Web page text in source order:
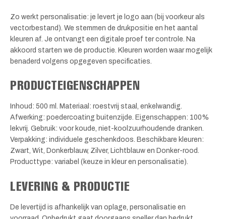
Zo werkt personalisatie: je levert je logo aan (bij voorkeur als
vectorbestand). We stemmen de drukpositie en het aantal
kleuren af. Je ontvangt een digitale proef ter controle. Na
akkoord starten we de productie. Kleuren worden waar mogelijk
benaderd volgens opgegeven specificaties.
PRODUCTEIGENSCHAPPEN
Inhoud: 500 ml. Materiaal: roestvrij staal, enkelwandig.
Afwerking: poedercoating buitenzijde. Eigenschappen: 100%
lekvrij. Gebruik: voor koude, niet-koolzuurhoudende dranken.
Verpakking: individuele geschenkdoos. Beschikbare kleuren:
Zwart, Wit, Donkerblauw, Zilver, Lichtblauw en Donker-rood.
Producttype: variabel (keuze in kleur en personalisatie).
LEVERING & PRODUCTIE
De levertijd is afhankelijk van oplage, personalisatie en